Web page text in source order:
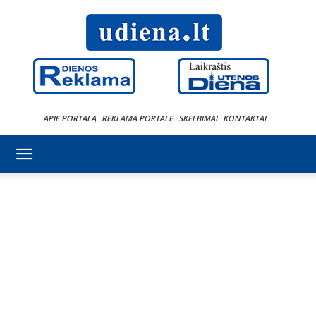
APIE PORTALĄ REKLAMA PORTALE SKELBIMAI KONTAKTAI